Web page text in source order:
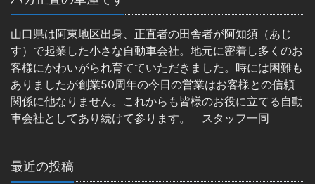
山口県は阿東地区出身、正直者の田舎者が阿知須（あじ
す）で起業した小さな自動車会社。地元に密着し多くのお
客様にかわいがられ育てていただきました。時には困難も
ありましたが創業50周年の今日の営業はお客様との信頼
関係に他なりません。これからも皆様のお役に立てる自動
車会社としてあり続けて参ります。 スタッフ一同
最近の投稿